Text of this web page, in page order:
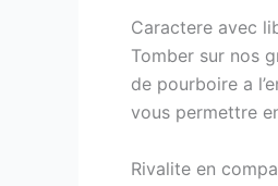
Caractere avec
Tomber sur nos
de pourboire a
vous permettre
Rivalite en